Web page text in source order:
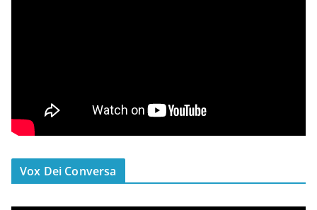
Vox Dei Conversa